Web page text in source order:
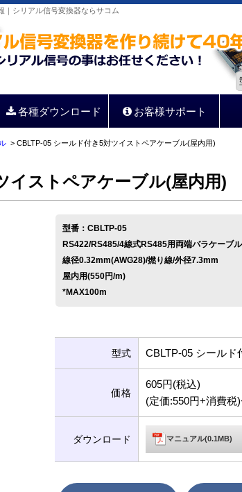
｜シリアル信号変換器ならサコム
各種ダウンロード お客様サポート
> CBLTP-05 シールド付き5対ツイストペアケーブル(屋内用)
イストペアケーブル(屋内用)
型番：CBLTP-05
RS422/RS485/4線式RS485用両端バラケーブル
線径0.32mm(AWG28)/撚り線/外径7.3mm
屋内用(550円/m)
*MAX100m
型式 CBLTP-05 シールド
価格
605円(税込)
(定価:550円+消費税
ダウンロード マニュアル(0.1MB)